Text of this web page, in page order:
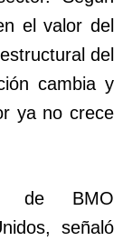
el valor del
del
cambia y
ya no crece
de BMO
señaló